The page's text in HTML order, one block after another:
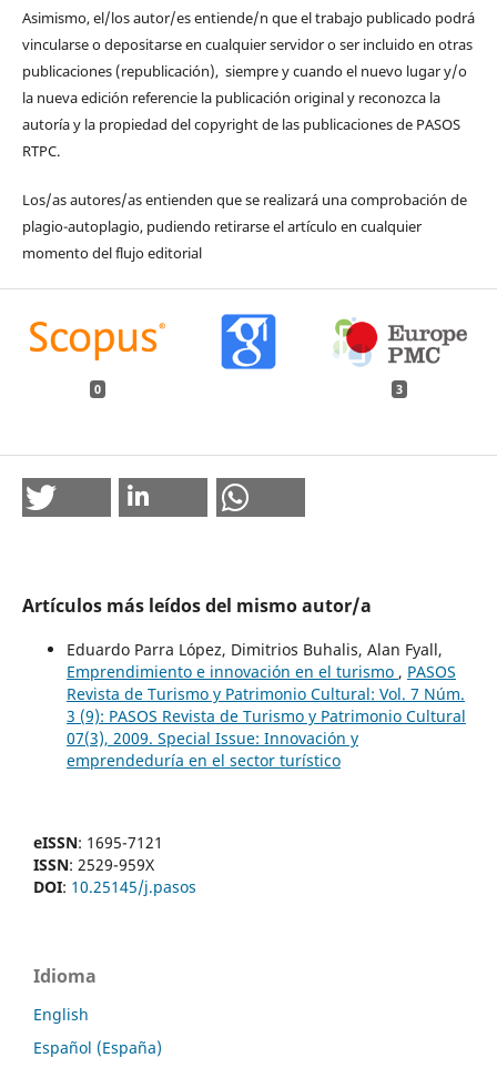
Asimismo, el/los autor/es entiende/n que el trabajo publicado podrá
vincularse o depositarse en cualquier servidor o ser incluido en otras
publicaciones (republicación), siempre y cuando el nuevo lugar y/o
la nueva edición referencie la publicación original y reconozca la
autoría y la propiedad del copyright de las publicaciones de PASOS
RTPC.
Los/as autores/as entienden que se realizará una comprobación de
plagio-autoplagio, pudiendo retirarse el artículo en cualquier
momento del flujo editorial
0 3
Artículos más leídos del mismo autor/a
Eduardo Parra López, Dimitrios Buhalis, Alan Fyall,
Emprendimiento e innovación en el turismo , PASOS
Revista de Turismo y Patrimonio Cultural: Vol. 7 Núm.
3 (9): PASOS Revista de Turismo y Patrimonio Cultural
07(3), 2009. Special Issue: Innovación y
emprendeduría en el sector turístico
eISSN: 1695-7121
ISSN: 2529-959X
DOI: 10.25145/j.pasos
Idioma
English
Español (España)